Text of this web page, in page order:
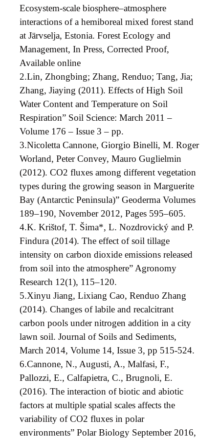
Ecosystem-scale biosphere–atmosphere
interactions of a hemiboreal mixed forest stand
at Järvselja, Estonia. Forest Ecology and
Management, In Press, Corrected Proof,
Available online
2.Lin, Zhongbing; Zhang, Renduo; Tang, Jia;
Zhang, Jiaying (2011). Effects of High Soil
Water Content and Temperature on Soil
Respiration” Soil Science: March 2011 –
Volume 176 – Issue 3 – pp.
3.Nicoletta Cannone, Giorgio Binelli, M. Roger
Worland, Peter Convey, Mauro Guglielmin
(2012). CO2 fluxes among different vegetation
types during the growing season in Marguerite
Bay (Antarctic Peninsula)” Geoderma Volumes
189–190, November 2012, Pages 595–605.
4.K. Krištof, T. Šima*, L. Nozdrovický and P.
Findura (2014). The effect of soil tillage
intensity on carbon dioxide emissions released
from soil into the atmosphere” Agronomy
Research 12(1), 115–120.
5.Xinyu Jiang, Lixiang Cao, Renduo Zhang
(2014). Changes of labile and recalcitrant
carbon pools under nitrogen addition in a city
lawn soil. Journal of Soils and Sediments,
March 2014, Volume 14, Issue 3, pp 515-524.
6.Cannone, N., Augusti, A., Malfasi, F.,
Pallozzi, E., Calfapietra, C., Brugnoli, E.
(2016). The interaction of biotic and abiotic
factors at multiple spatial scales affects the
variability of CO2 fluxes in polar
environments” Polar Biology September 2016,